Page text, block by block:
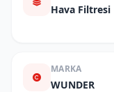
Hava Filtresi
MARKA
WUNDER